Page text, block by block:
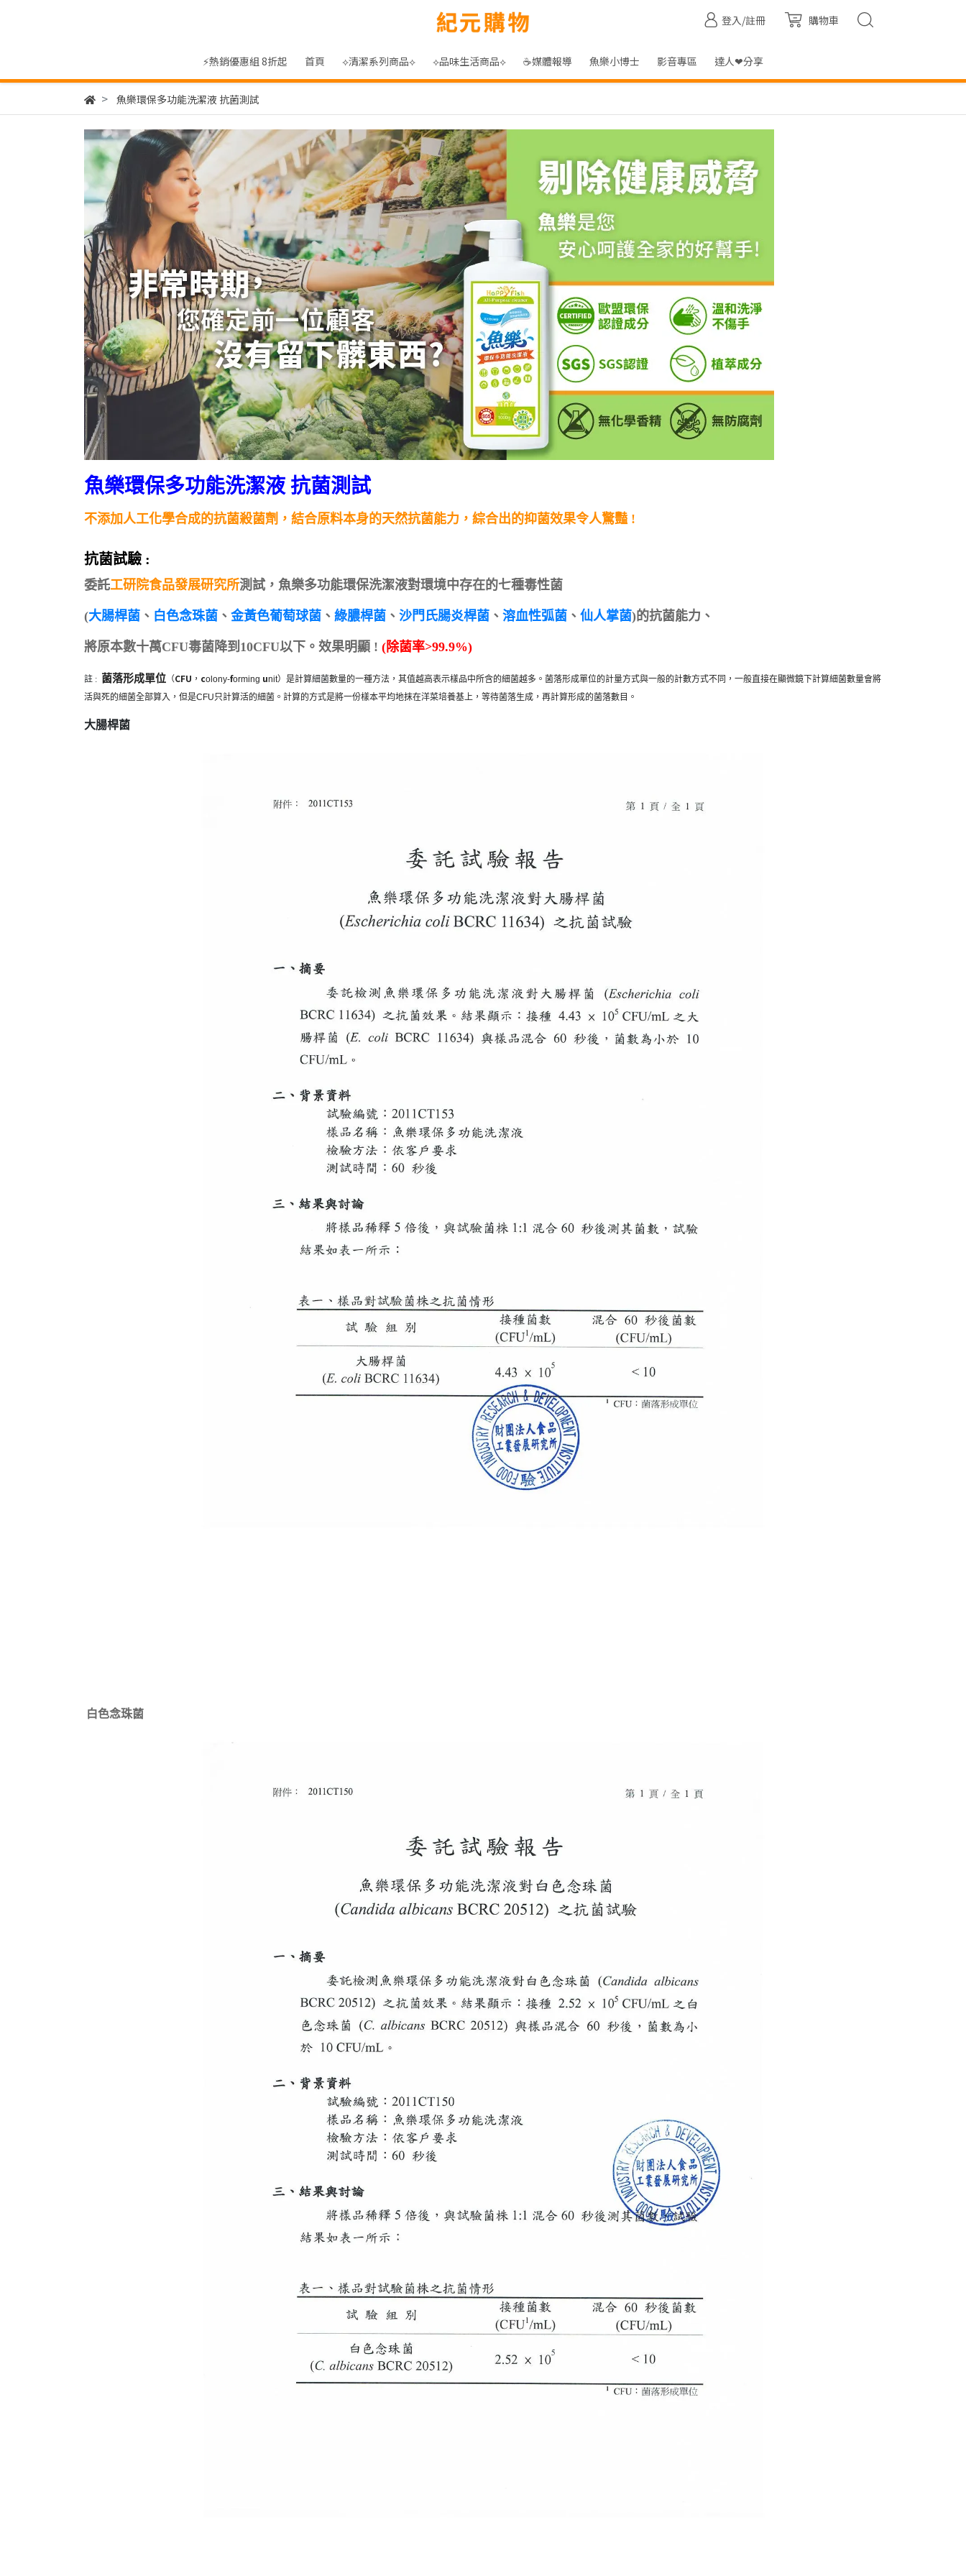
登入/註冊 購物車
⚡熱銷優惠組 8折起 首頁 ⟡清潔系列商品⟡ ⟡品味生活商品⟡ ☕媒體報導 魚樂小博士 影音專區 達人❤分享
魚樂環保多功能洗潔液 抗菌測試
魚樂環保多功能洗潔液 抗菌測試
不添加人工化學合成的抗菌殺菌劑，結合原料本身的天然抗菌能力，綜合出的抑菌效果令人驚豔 !
抗菌試驗 :
委託工研院食品發展研究所測試，魚樂多功能環保洗潔液對環境中存在的七種毒性菌
(大腸桿菌 、 白色念珠菌 、 金黃色葡萄球菌 、 綠膿桿菌 、 沙門氏腸炎桿菌 、 溶血性弧菌 、 仙人掌菌)的抗菌能力、
將原本數十萬CFU毒菌降到10CFU以下。效果明顯 ! (除菌率>99.9%)
註 : 菌落形成單位 （CFU ， colony-forming unit）是計算細菌數量的一種方法，其值越高表示樣品中所含的細菌越多。菌落形成單位的計量方式與一般的計數方式不同，一般直接在顯微鏡下計算細菌數量會將
活與死的細菌全部算入，但是CFU只計算活的細菌。計算的方式是將一份樣本平均地抹在洋菜培養基上，等待菌落生成，再計算形成的菌落數目。
大腸桿菌
白色念珠菌